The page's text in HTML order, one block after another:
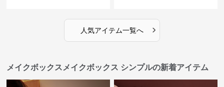
人気アイテム一覧へ ›
メイクボックスメイクボックス シンプルの新着アイテム